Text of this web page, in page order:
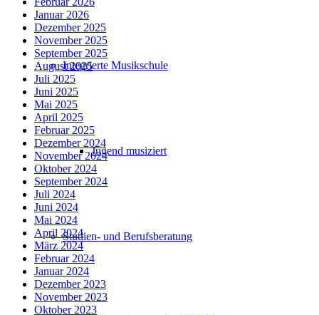
Integrierte Musikschule
Jugend musiziert
Studien- und Berufsberatung
Januar 2026
Dezember 2025
November 2025
September 2025
August 2025
Juli 2025
Juni 2025
Mai 2025
April 2025
Februar 2025
Dezember 2024
November 2024
Oktober 2024
September 2024
Juli 2024
Juni 2024
Mai 2024
April 2024
März 2024
Februar 2024
Januar 2024
Dezember 2023
November 2023
Oktober 2023